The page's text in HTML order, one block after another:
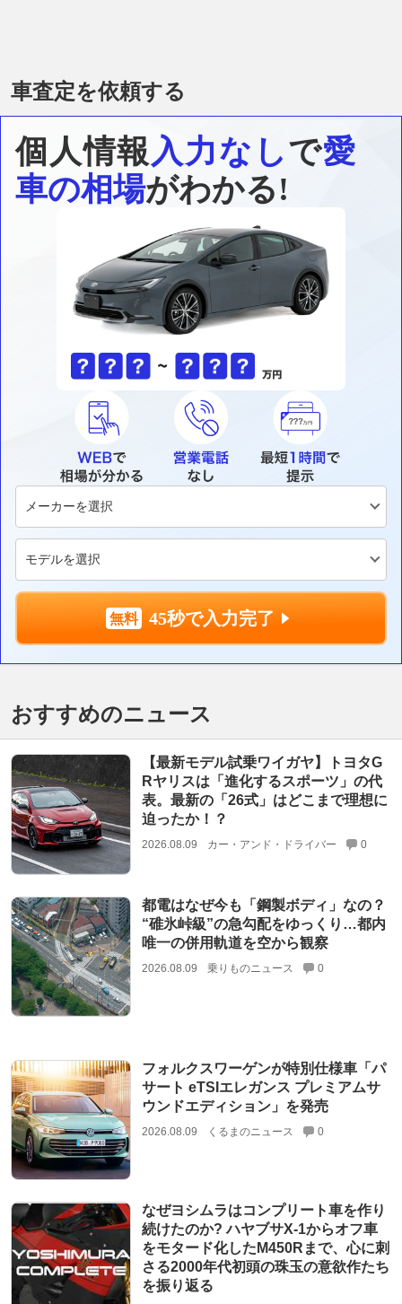
車査定を依頼する
個人情報入力なしで愛
車の相場がわかる!
45秒で入力完了
おすすめのニュース
【最新モデル試乗ワイガヤ】トヨタG
Rヤリスは「進化するスポーツ」の代
表。最新の「26式」はどこまで理想に
迫ったか！？
2026.08.09 カー・アンド・ドライバー 0
都電はなぜ今も「鋼製ボディ」なの？
“碓氷峠級”の急勾配をゆっくり…都内
唯一の併用軌道を空から観察
2026.08.09 乗りものニュース 0
フォルクスワーゲンが特別仕様車「パ
サート eTSIエレガンス プレミアムサ
ウンドエディション」を発売
2026.08.09 くるまのニュース 0
なぜヨシムラはコンプリート車を作り
続けたのか? ハヤブサX-1からオフ車
をモタード化したM450Rまで、心に刺
さる2000年代初頭の珠玉の意欲作たち
を振り返る